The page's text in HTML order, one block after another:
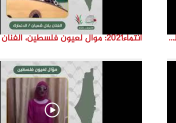
انتماء2021: موال لعيون فلسطين، المنشد عاصم القواسمة، الاردن